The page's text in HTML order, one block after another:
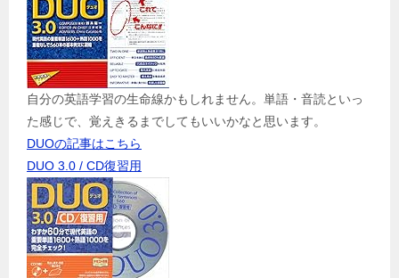
自分の英語学習の生命線かもしれません。単語・音読といっ
た感じで、覚えきるまでしてもいいかなと思います。
DUOの記事はこちら
DUO 3.0 / CD復習用